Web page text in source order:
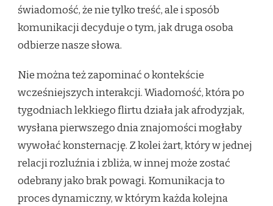
świadomość, że nie tylko treść, ale i sposób
komunikacji decyduje o tym, jak druga osoba
odbierze nasze słowa.
Nie można też zapominać o kontekście
wcześniejszych interakcji. Wiadomość, która po
tygodniach lekkiego flirtu działa jak afrodyzjak,
wysłana pierwszego dnia znajomości mogłaby
wywołać konsternację. Z kolei żart, który w jednej
relacji rozluźnia i zbliża, w innej może zostać
odebrany jako brak powagi. Komunikacja to
proces dynamiczny, w którym każda kolejna